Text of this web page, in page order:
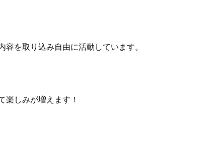
を取り込み自由に活動しています。
しみが増えます！